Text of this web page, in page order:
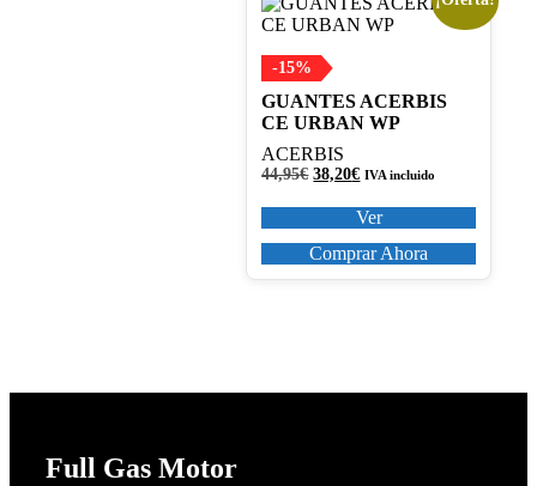
-15%
GUANTES ACERBIS
CE URBAN WP
ACERBIS
44,95€ El
original
era:
44,95€.
38,20€El
actual
es:
38,20€.
IVA incluido
Ver
producto
múltiples
variantes.
Las
opciones
se
pueden
la
página
de
Comprar Ahora
Full Gas Motor